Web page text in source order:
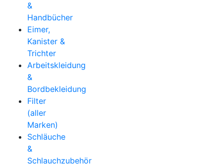
&
Handbücher
Eimer,
Kanister &
Trichter
Arbeitskleidung
&
Bordbekleidung
Filter
(aller
Marken)
Schläuche
&
Schlauchzubehör